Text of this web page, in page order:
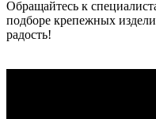
Обращайтесь к
подборе крепежных
радость!